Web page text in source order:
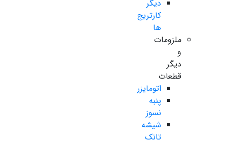
دیگر
کارتریج
ها
ملزومات
و
دیگر
قطعات
اتومایزر
پنبه
نسوز
شیشه
تانک